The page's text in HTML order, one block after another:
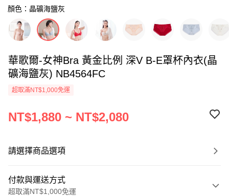
顏色：晶礦海鹽灰
華歌爾-女神Bra 黃金比例 深V B-E罩杯內衣(晶
礦海鹽灰) NB4564FC
超取滿NT$1,000免運
NT$1,880 ~ NT$2,080
請選擇商品選項
付款與運送方式
超取滿NT$1,000免運